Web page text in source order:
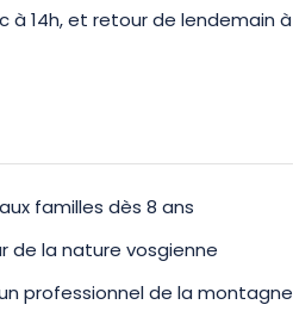
à 14h, et retour de lendemain à
familles dès 8 ans
de la nature vosgienne
professionnel de la montagne